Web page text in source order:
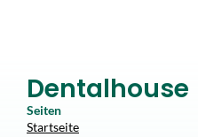
Dentalhouse
Seiten
Startseite